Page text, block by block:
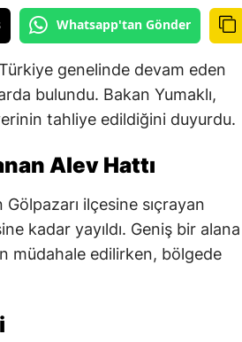
Whatsapp'tan Gönder
genelinde devam eden
bulundu. Bakan Yumaklı,
tahliye edildiğini duyurdu.
Alev Hattı
Gölpazarı ilçesine sıçrayan
kadar yayıldı. Geniş bir alana
müdahale edilirken, bölgede